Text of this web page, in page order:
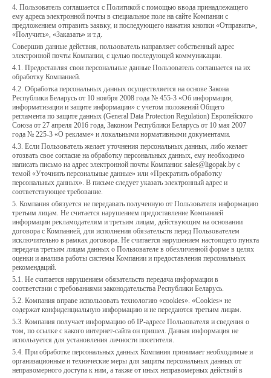
4. Пользователь соглашается с Политикой с помощью ввода принадлежащего
ему адреса электронной почты в специальное поле на сайте Компании с
предложением отправить заявку, и последующего нажатия кнопки «Отправить»,
«Получить», «Заказать» и т.д.
Совершив данные действия, пользователь направляет собственный адрес
электронной почты Компании, с целью последующей коммуникации.
4.1. Предоставляя свои персональные данные Пользователь соглашается на их
обработку Компанией.
4.2. Обработка персональных данных осуществляется на основе Закона
Республики Беларусь от 10 ноября 2008 года № 455-3 «Об информации,
информатизации и защите информации» с учетом положений Общего
регламента по защите данных (General Data Protection Regulation) Европейского
Союза от 27 апреля 2016 года, Законом Республики Беларусь от 10 мая 2007
года № 225-3 «О рекламе» и локальными нормативными документами.
4.3. Если Пользователь желает уточнения персональных данных, либо желает
отозвать свое согласие на обработку персональных данных, ему необходимо
написать письмо на адрес электронной почты Компании: sales@ligopak.by с
темой «Уточнить персональные данные» или «Прекратить обработку
персональных данных». В письме следует указать электронный адрес и
соответствующее требование.
5. Компания обязуется не передавать полученную от Пользователя информацию
третьим лицам. Не считается нарушением предоставление Компанией
информации рекламодателям и третьим лицам, действующим на основании
договора с Компанией, для исполнения обязательств перед Пользователем
исключительно в рамках договора. Не считается нарушением настоящего пункта
передача третьим лицам данных о Пользователе в обезличенной форме в целях
оценки и анализа работы системы Компании и предоставления персональных
рекомендаций.
5.1. Не считается нарушением обязательств передача информации в
соответствии с требованиями законодательства Республики Беларусь.
5.2. Компания вправе использовать технологию «cookies». «Cookies» не
содержат конфиденциальную информацию и не передаются третьим лицам.
5.3. Компания получает информацию об IP-адресе Пользователя и сведения о
том, по ссылке с какого интернет-сайта он пришел. Данная информация не
используется для установления личности посетителя.
5.4. При обработке персональных данных Компания принимает необходимые и
организационные и технические меры для защиты персональных данных от
неправомерного доступа к ним, а также от иных неправомерных действий в